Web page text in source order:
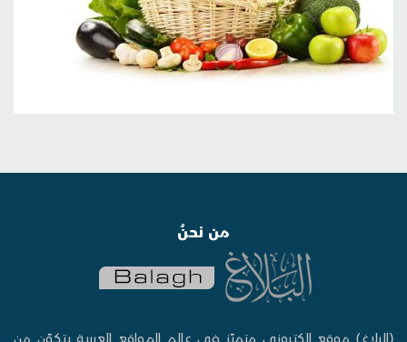
من نحنُ
(البلاغ) موقع إلكتروني متميّز في عالم المواقع العربية يتكوّن من